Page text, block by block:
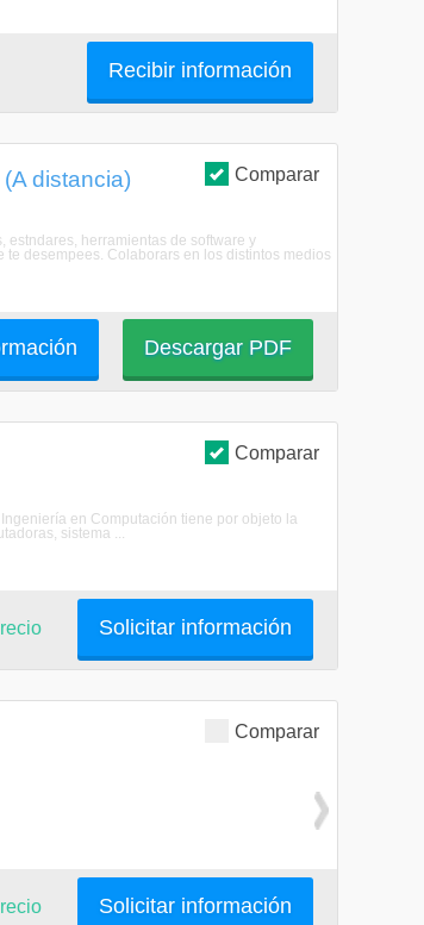
Recibir información
Comparar
distancia)
estndares, herramientas de software y
desempees. Colaborars en los distintos medios
Descargar PDF
Comparar
en Computación tiene por objeto la
sistema ...
Solicitar información
Comparar
Solicitar información